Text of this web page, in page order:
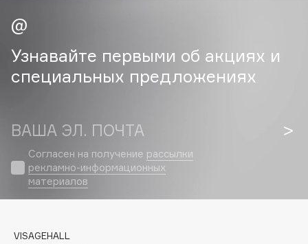
C
Cadence
Capelli Dorati
Carolina Herrera
Catrice
Celimax
Clarette
Узнавайте первыми об акциях и
специальных предложениях
ВАША ЭЛ. ПОЧТА
Согласен на получение рассылки
рекламно-информационных
материалов
VISAGEHALL